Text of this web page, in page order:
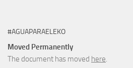
#AGUAPARAELEKO
Moved Permanently
The document has moved here.